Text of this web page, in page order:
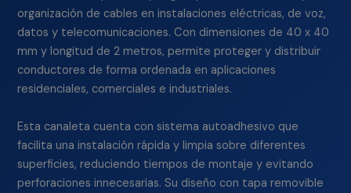
organización de cables en instalaciones eléctricas, de voz,
datos y telecomunicaciones. Con dimensiones de 40 x 40
mm y longitud de 2 metros, permite proteger y distribuir
conductores de forma ordenada en aplicaciones
residenciales, comerciales e industriales.
Esta canaleta cuenta con sistema autoadhesivo que
facilita una instalación rápida y limpia sobre diferentes
superficies, reduciendo tiempos de montaje y evitando
perforaciones innecesarias. Su diseño con tapa removible